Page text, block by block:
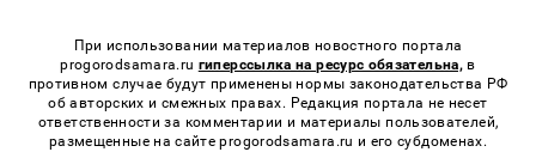
При использовании материалов новостного портала
progorodsamara.ru гиперссылка на ресурс обязательна, в
противном случае будут применены нормы законодательства РФ
об авторских и смежных правах. Редакция портала не несет
ответственности за комментарии и материалы пользователей,
размещенные на сайте progorodsamara.ru и его субдоменах.